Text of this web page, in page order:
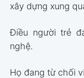
xây dựng xung
Điều người trẻ
nghệ.
Họ đang từ chối